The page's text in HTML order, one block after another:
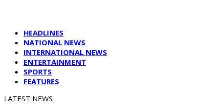
HEADLINES
NATIONAL NEWS
INTERNATIONAL NEWS
ENTERTAINMENT
SPORTS
FEATURES
LATEST NEWS